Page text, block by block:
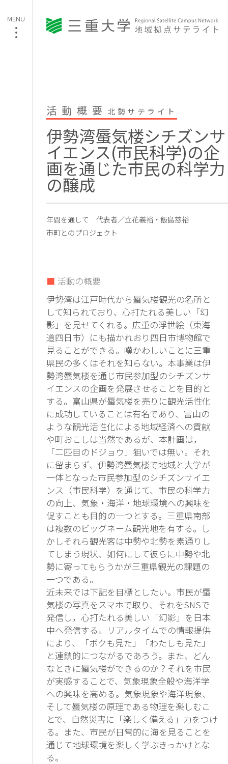
活動概要 北勢サテライト
伊勢湾蜃気楼シチズンサ
イエンス(市民科学)の企
画を通じた市民の科学力
の醸成
年間を通して 代表者／立花義裕・飯島慈裕
市町とのプロジェクト
活動の概要
伊勢湾は江戸時代から蜃気楼観光の名所と
して知られており、心打たれる美しい「幻
影」を見せてくれる。広重の浮世絵（東海
道四日市）にも描かれおり四日市博物館で
見ることができる。嘆かわしいことに三重
県民の多くはそれを知らない。本事業は伊
勢湾蜃気楼を通じ市民参加型のシチズンサ
イエンスの企画を発展させることを目的と
する。富山県が蜃気楼を売りに観光活性化
に成功していることは有名であり、富山の
ような観光活性化による地域経済への貢献
や町おこしは当然であるが、本計画は，
「二匹目のドジョウ」狙いでは無い。それ
に留まらず、伊勢湾蜃気楼で地域と大学が
一体となった市民参加型のシチズンサイエ
ンス（市民科学）を通じて、市民の科学力
の向上、気象・海洋・地球環境への興味を
促すことも目的の一つとする。三重県南部
は複数のビッグネーム観光地を有する。し
かしそれら観光客は中勢や北勢を素通りし
てしまう現状、如何にして彼らに中勢や北
勢に寄ってもらうかが三重県観光の課題の
一つである。
近未来では下記を目標としたい。市民が蜃
気楼の写真をスマホで取り、それをSNSで
発信し，心打たれる美しい「幻影」を日本
中へ発信する。リアルタイムでの情報提供
により、「ボクも見た」「わたしも見た」
と連鎖的につながるであろう。また、どん
なときに蜃気楼ができるのか？それを市民
が実感することで、気象現象全般や海洋学
への興味を高める。気象現象や海洋現象、
そして蜃気楼の原理である物理を楽しむこ
とで、自然災害に「楽しく備える」力をつけ
る。また、市民が日常的に海を見ることを
通じて地球環境を楽しく学ぶきっかけとな
る。